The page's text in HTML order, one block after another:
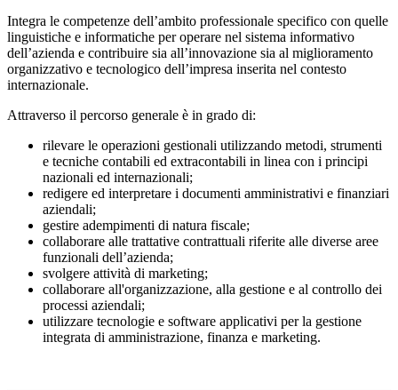
Integra le competenze dell’ambito professionale specifico con quelle
linguistiche e informatiche per operare nel sistema informativo
dell’azienda e contribuire sia all’innovazione sia al miglioramento
organizzativo e tecnologico dell’impresa inserita nel contesto
internazionale.
Attraverso il percorso generale è in grado di:
rilevare le operazioni gestionali utilizzando metodi, strumenti
e tecniche contabili ed extracontabili in linea con i principi
nazionali ed internazionali;
redigere ed interpretare i documenti amministrativi e finanziari
aziendali;
gestire adempimenti di natura fiscale;
collaborare alle trattative contrattuali riferite alle diverse aree
funzionali dell’azienda;
svolgere attività di marketing;
collaborare all'organizzazione, alla gestione e al controllo dei
processi aziendali;
utilizzare tecnologie e software applicativi per la gestione
integrata di amministrazione, finanza e marketing.